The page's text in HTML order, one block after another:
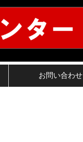
お問い合わせ